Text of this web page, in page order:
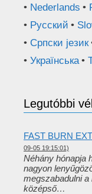
Nederlands
Русский
Српски језик
Українська
Legutóbbi
FAST BURN
09-05 19:15:01)
Néhány hónapja
nagyon
megszabadulni
középső…